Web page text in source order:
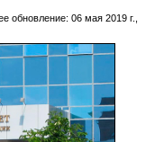
обновление: 06 мая 2019 г.,